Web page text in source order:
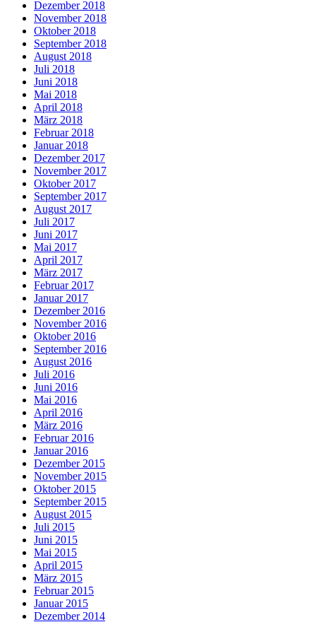
Dezember 2018
November 2018
Oktober 2018
September 2018
August 2018
Juli 2018
Juni 2018
Mai 2018
April 2018
März 2018
Februar 2018
Januar 2018
Dezember 2017
November 2017
Oktober 2017
September 2017
August 2017
Juli 2017
Juni 2017
Mai 2017
April 2017
März 2017
Februar 2017
Januar 2017
Dezember 2016
November 2016
Oktober 2016
September 2016
August 2016
Juli 2016
Juni 2016
Mai 2016
April 2016
März 2016
Februar 2016
Januar 2016
Dezember 2015
November 2015
Oktober 2015
September 2015
August 2015
Juli 2015
Juni 2015
Mai 2015
April 2015
März 2015
Februar 2015
Januar 2015
Dezember 2014